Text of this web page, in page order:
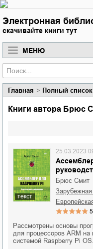
Электронная
скачивайте книги тут
МЕНЮ
Главная Полный
Книги автора Брюс
текст
25.03.2023
Брюс Смит
5
Рассмотрены основы
для процессоров ARM на
системой Raspberry Pi